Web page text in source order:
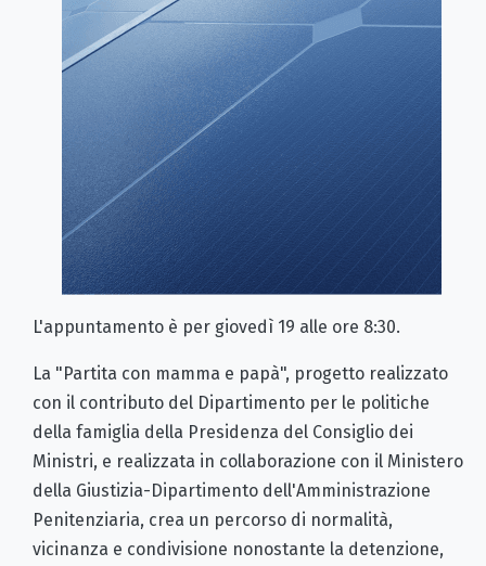
L'appuntamento è per giovedì 19 alle ore 8:30.
La "Partita con mamma e papà", progetto realizzato
con il contributo del Dipartimento per le politiche
della famiglia della Presidenza del Consiglio dei
Ministri, e realizzata in collaborazione con il Ministero
della Giustizia-Dipartimento dell'Amministrazione
Penitenziaria, crea un percorso di normalità,
vicinanza e condivisione nonostante la detenzione,